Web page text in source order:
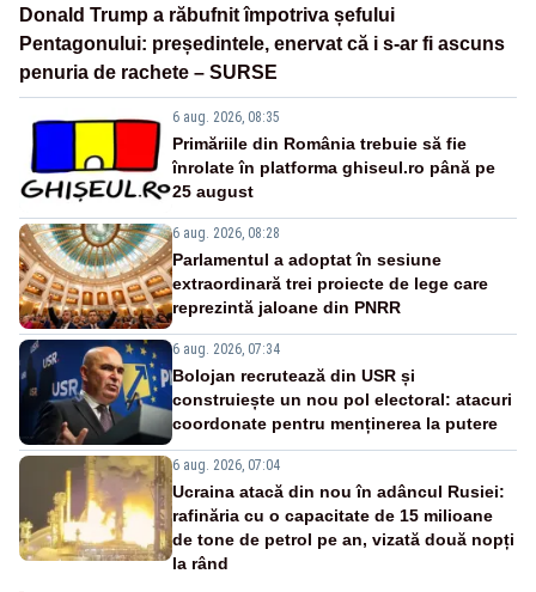
Donald Trump a răbufnit împotriva șefului
Pentagonului: președintele, enervat că i s-ar fi ascuns
penuria de rachete – SURSE
6 aug. 2026, 08:35
Primăriile din România trebuie să fie
înrolate în platforma ghiseul.ro până pe
25 august
6 aug. 2026, 08:28
Parlamentul a adoptat în sesiune
extraordinară trei proiecte de lege care
reprezintă jaloane din PNRR
6 aug. 2026, 07:34
Bolojan recrutează din USR și
construiește un nou pol electoral: atacuri
coordonate pentru menținerea la putere
6 aug. 2026, 07:04
Ucraina atacă din nou în adâncul Rusiei:
rafinăria cu o capacitate de 15 milioane
de tone de petrol pe an, vizată două nopți
la rând